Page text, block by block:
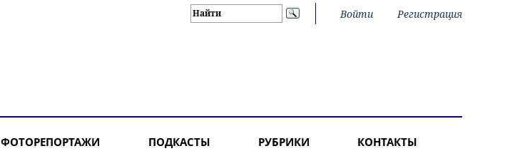
Войти Регистрация
ФОТОРЕПОРТАЖИ ПОДКАСТЫ РУБРИКИ КОНТАКТЫ